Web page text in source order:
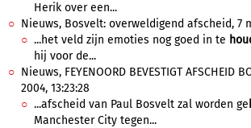
Herik over een...
Nieuws, Bosvelt: overweldigend afscheid, 7
...het veld zijn emoties nog goed in te
hij voor de...
Nieuws, FEYENOORD BEVESTIGT AFSCHEID
2004, 13:23:28
...afscheid van Paul Bosvelt zal worden ge
Manchester City tegen...